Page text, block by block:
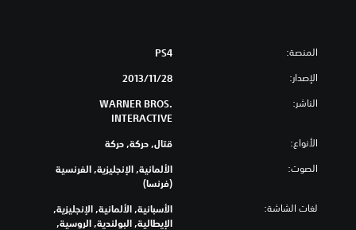
المنصة: PS4
الإصدار: 28‏/11‏/2013
الناشر:
WARNER BROS.
INTERACTIVE
الأنواع: قتال, حركة, حركة
الصوت:
الألمانية, الإنجليزية, الفرنسية
(فرنسا)
لغات الشاشة:
الأسبانية, الألمانية, الإنجليزية,
الإيطالية, البولندية, الروسية,